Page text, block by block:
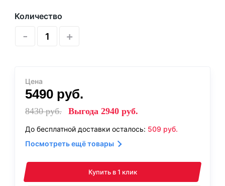
Количество
- +
Цена
5490 руб.
8430руб. Выгода 2940 руб.
До бесплатной доставки осталось: 509 руб.
Посмотреть ещё товары
Купить в 1 клик